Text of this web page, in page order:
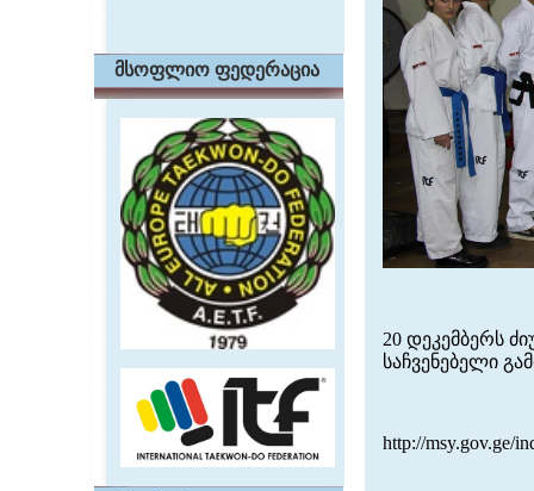
მსოფლიო ფედერაცია
20 დეკემბერს
საჩვენებელი
http://msy.gov.ge/